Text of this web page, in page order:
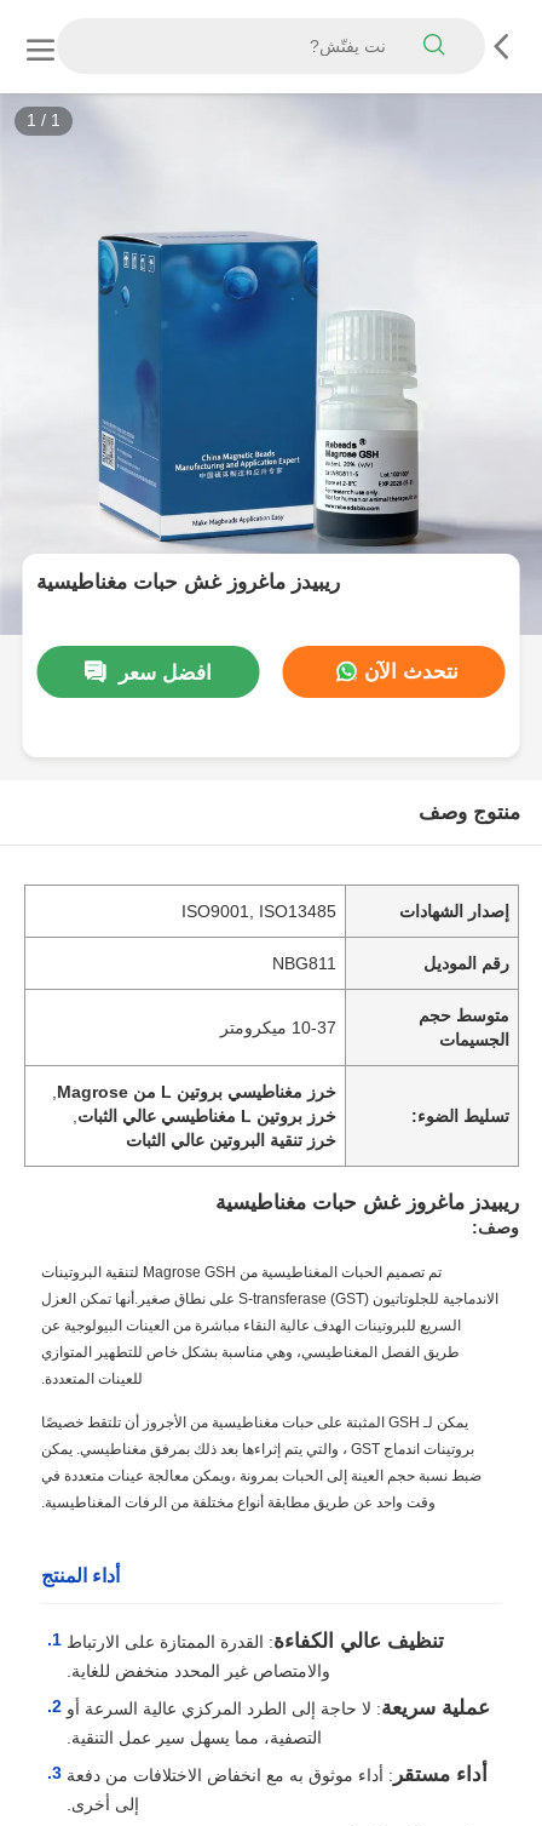
1 / 1
ريبيدز ماغروز غش حبات مغناطيسية
افضل سعر نتحدث الآن
منتوج وصف
إصدار الشهادات ISO9001, ISO13485
رقم الموديل NBG811
متوسط ​​حجم
الجسيمات
10-37 ميكرومتر
تسليط الضوء:
خرز مغناطيسي بروتين L من Magrose
خرز بروتين L مغناطيسي عالي الثبات
خرز تنقية البروتين عالي الثبات
ريبيدز ماغروز غش حبات مغناطيسية
وصف:
تم تصميم الحبات المغناطيسية من Magrose GSH لتنقية البروتينات
الاندماجية للجلوتاتيون S-transferase (GST) على نطاق صغير.أنها تمكن العزل
السريع للبروتينات الهدف عالية النقاء مباشرة من العينات البيولوجية عن
طريق الفصل المغناطيسي، وهي مناسبة بشكل خاص للتطهير المتوازي
للعينات المتعددة.
يمكن لـ GSH المثبتة على حبات مغناطيسية من الأجروز أن تلتقط خصيصًا
بروتينات اندماج GST ، والتي يتم إثراءها بعد ذلك بمرفق مغناطيسي. يمكن
ضبط نسبة حجم العينة إلى الحبات بمرونة ،ويمكن معالجة عينات متعددة في
وقت واحد عن طريق مطابقة أنواع مختلفة من الرفات المغناطيسية.
أداء المنتج
تنظيف عالي الكفاءة: القدرة الممتازة على الارتباط
والامتصاص غير المحدد منخفض للغاية.
عملية سريعة: لا حاجة إلى الطرد المركزي عالية السرعة أو
التصفية، مما يسهل سير عمل التنقية.
أداء مستقر : أداء موثوق به مع انخفاض الاختلافات من دفعة
إلى أخرى.